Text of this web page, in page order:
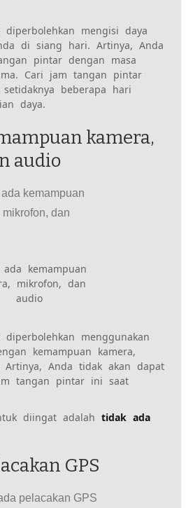
mengisi daya
di siang hari. Artinya, Anda
pintar dengan masa
Cari jam tangan pintar
beberapa hari
daya.
kamera,
audio
ada kemampuan
mikrofon, dan
audio
menggunakan
kemampuan kamera,
Artinya, Anda tidak akan dapat
tangan pintar ini saat
diingat adalahtidak ada
GPS